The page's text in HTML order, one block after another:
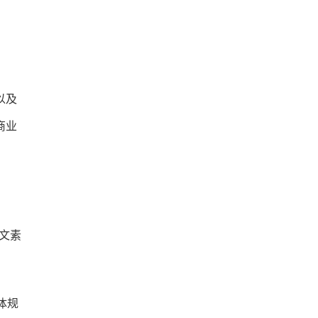
及
业
素
规